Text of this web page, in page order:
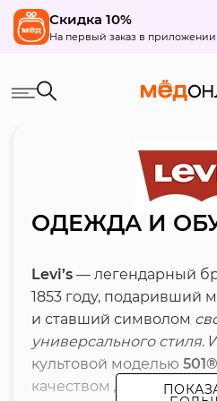
Скидка 10%
На первый заказ в приложении
ОДЕЖДА И
Levi’s— легендарный
1853 году, подаривший
и ставший символом
универсального стиля.
культовой моделью 501®
качеством денима,